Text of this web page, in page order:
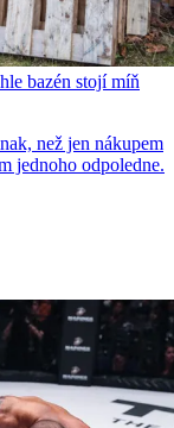
bazén stojí míň
než jen nákupem
jednoho odpoledne.